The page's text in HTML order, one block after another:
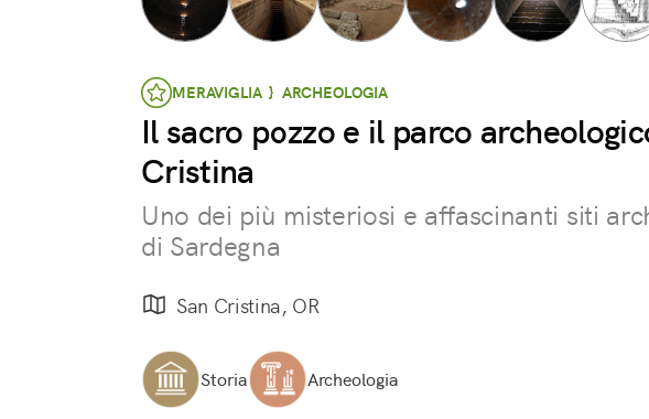
MERAVIGLIA } ARCHEOLOGIA
Il sacro pozzo e il parco
Cristina
Uno dei più misteriosi e affascinanti siti
di Sardegna
San Cristina, OR
Storia Archeologia